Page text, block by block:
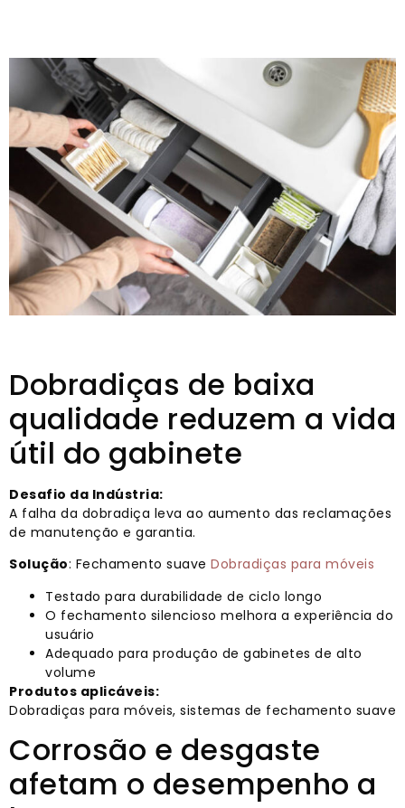
Dobradiças de baixa
qualidade reduzem a vida
útil do gabinete
Desafio da Indústria:
A falha da dobradiça leva ao aumento das reclamações
de manutenção e garantia.
Solução: Fechamento suave Dobradiças para móveis
Testado para durabilidade de ciclo longo
O fechamento silencioso melhora a experiência do
usuário
Adequado para produção de gabinetes de alto
volume
Produtos aplicáveis:
Dobradiças para móveis, sistemas de fechamento suave
Corrosão e desgaste
afetam o desempenho a